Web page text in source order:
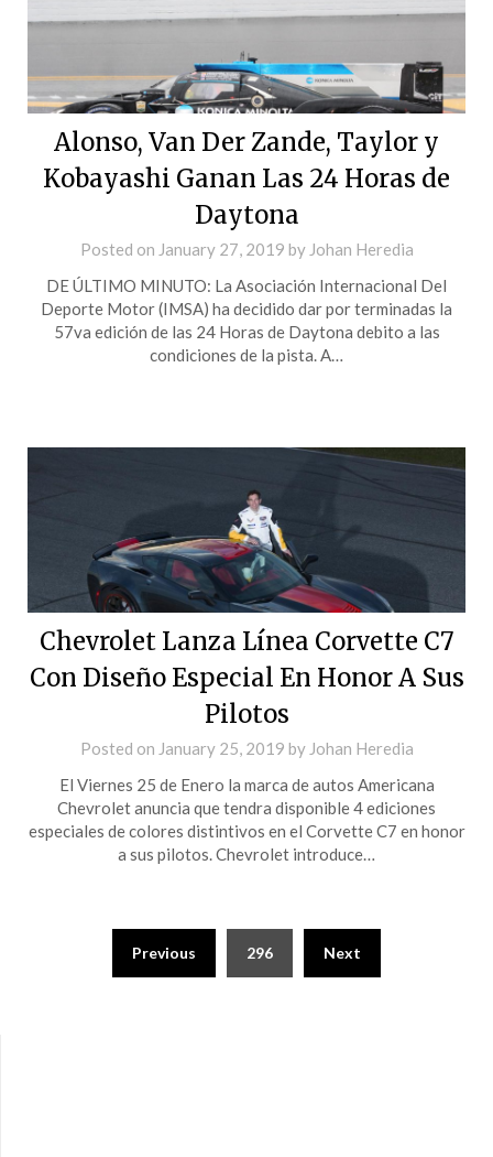
Alonso, Van Der Zande, Taylor y
Kobayashi Ganan Las 24 Horas de
Daytona
Posted on January 27, 2019 by Johan Heredia
DE ÚLTIMO MINUTO: La Asociación Internacional Del
Deporte Motor (IMSA) ha decidido dar por terminadas la
57va edición de las 24 Horas de Daytona debito a las
condiciones de la pista. A…
Chevrolet Lanza Línea Corvette C7
Con Diseño Especial En Honor A Sus
Pilotos
Posted on January 25, 2019 by Johan Heredia
El Viernes 25 de Enero la marca de autos Americana
Chevrolet anuncia que tendra disponible 4 ediciones
especiales de colores distintivos en el Corvette C7 en honor
a sus pilotos. Chevrolet introduce…
Previous 296 Next